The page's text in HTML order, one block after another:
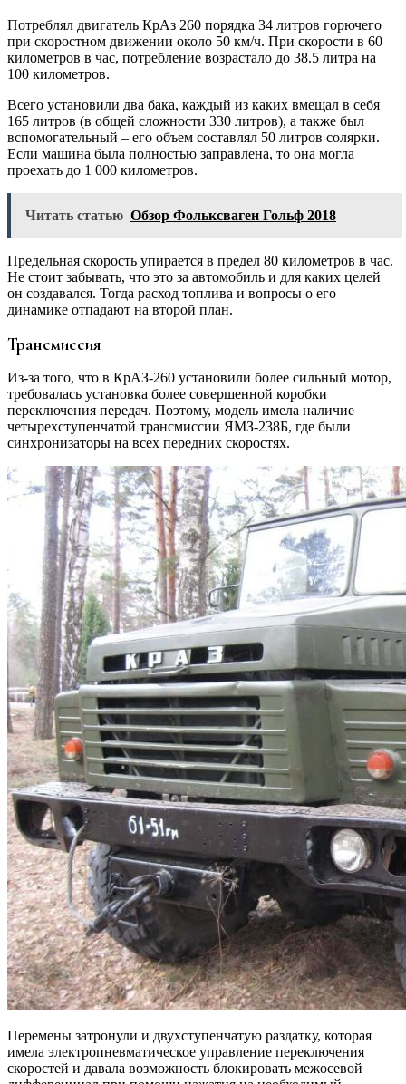
Потреблял двигатель КрАз 260 порядка 34 литров горючего
при скоростном движении около 50 км/ч. При скорости в 60
километров в час, потребление возрастало до 38.5 литра на
100 километров.
Всего установили два бака, каждый из каких вмещал в себя
165 литров (в общей сложности 330 литров), а также был
вспомогательный – его объем составлял 50 литров солярки.
Если машина была полностью заправлена, то она могла
проехать до 1 000 километров.
Читать статью Обзор Фольксваген Гольф 2018
Предельная скорость упирается в предел 80 километров в час.
Не стоит забывать, что это за автомобиль и для каких целей
он создавался. Тогда расход топлива и вопросы о его
динамике отпадают на второй план.
Трансмиссия
Из-за того, что в КрАЗ-260 установили более сильный мотор,
требовалась установка более совершенной коробки
переключения передач. Поэтому, модель имела наличие
четырехступенчатой трансмиссии ЯМЗ-238Б, где были
синхронизаторы на всех передних скоростях.
Перемены затронули и двухступенчатую раздатку, которая
имела электропневматическое управление переключения
скоростей и давала возможность блокировать межосевой